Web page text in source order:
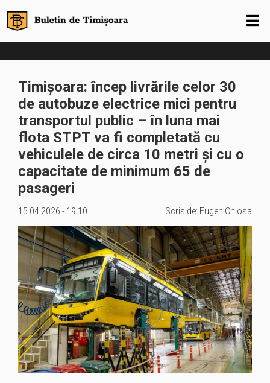
Timișoara: încep livrările celor 30
de autobuze electrice mici pentru
transportul public – în luna mai
flota STPT va fi completată cu
vehiculele de circa 10 metri și cu o
capacitate de minimum 65 de
pasageri
15.04.2026 - 19:10 Scris de: Eugen Chiosa